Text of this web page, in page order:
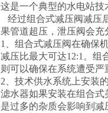
这是一个典型的水电站技
经过组合式减压阀减压
果管道超压，泄压阀会充
1、组合式减压阀在确保
减压比最大可达12:1。组
则可以确保在系统遭受
2、技术供水系统上安装
滤水器如果安装在组合式
是过多的杂质会影响到